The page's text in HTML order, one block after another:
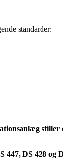
standarder:
447, DS 428 og